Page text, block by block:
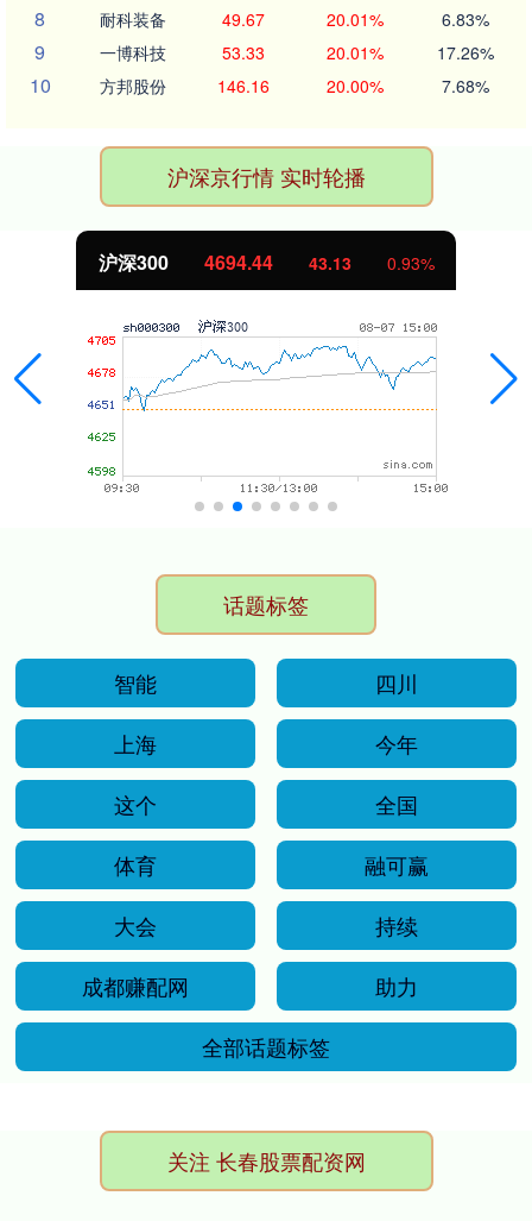
8 耐科装备 49.67 20.01% 6.83%
9 一博科技 53.33 20.01% 17.26%
10 方邦股份 146.16 20.00% 7.68%
沪深京行情 实时轮播
沪深300 4694.44 43.13 0.93%
话题标签
智能
四川
上海
今年
这个
全国
体育
融可赢
大会
持续
成都赚配网
助力
全部话题标签
关注 长春股票配资网